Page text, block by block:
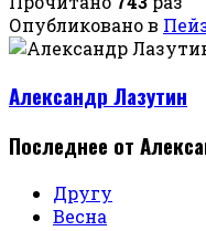
Опубликовано в
Александр Лазутин
Последнее от
Другу
Весна